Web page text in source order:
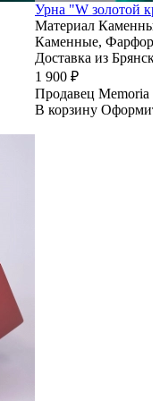
Урна "W золотой
Материал
Каменные,
Доставка из Брянска
1 900 ₽
Продавец Memoria
В корзину